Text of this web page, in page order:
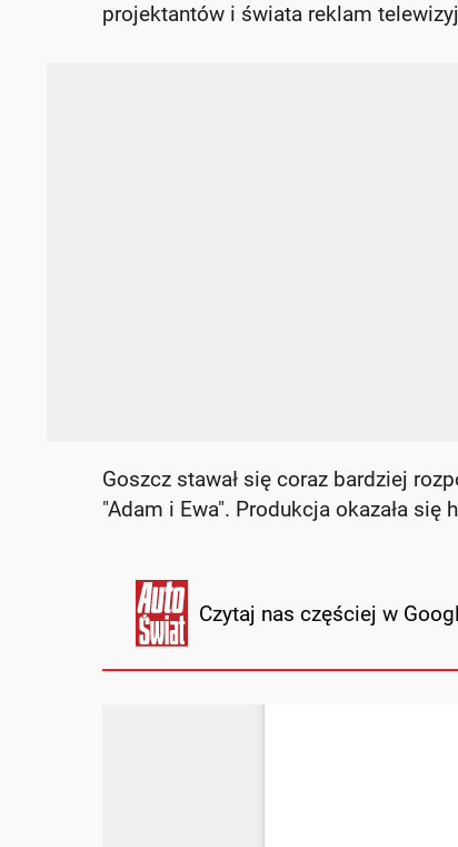
projektantów i świata reklam
Goszcz stawał się coraz bardziej
"Adam i Ewa". Produkcja okazała się
Czytaj nas częściej w